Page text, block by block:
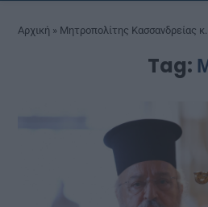
Αρχική » Μητροπολίτης Κασσανδρείας
Tag: